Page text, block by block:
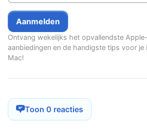
Ontvang wekelijks het opvallendste
aanbiedingen en de handigste tips voor je
Mac!
Toon 0 reacties